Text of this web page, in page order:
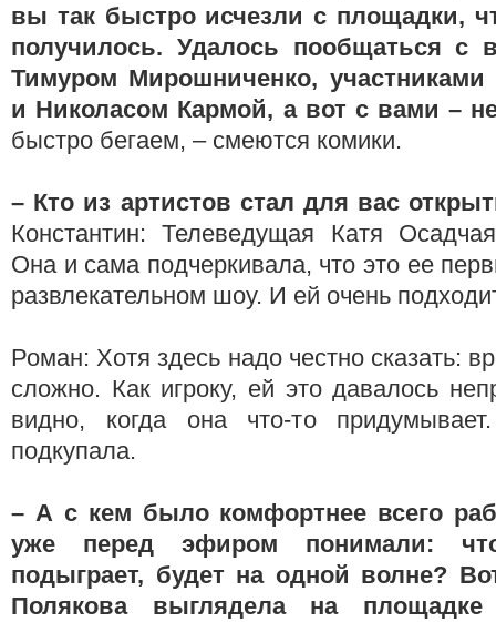
вы так быстро исчезли с площадки,
получилось. Удалось пообщаться с
Тимуром Мирошниченко,
и Николасом Кармой, а вот с вами –
быстро бегаем, – смеются комики.
– Кто из артистов стал для вас
Константин: Телеведущая Катя
Она и сама подчеркивала, что это ее
развлекательном шоу. И ей очень
Роман: Хотя здесь надо честно сказать:
сложно. Как игроку, ей это давалось
видно, когда она что-то
подкупала.
– А с кем было комфортнее всего
уже перед эфиром понимали:
подыграет, будет на одной волне?
Полякова выглядела на площадке